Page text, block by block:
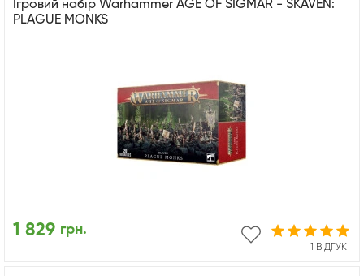
Ігровий набір Warhammer AGE OF SIGMAR - SKAVEN:
PLAGUE MONKS
1 ВІДГУК
1 829 грн.